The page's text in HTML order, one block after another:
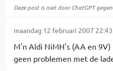
Deze post is niet door ChatGPT
maandag 12 februari 2007
M'n Aldi NiMH's (AA en
geen problemen met de